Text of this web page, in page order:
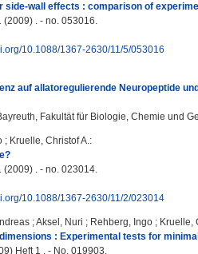
side-wall effects : comparison of
(2009) . - no. 053016.
10.1088/1367-2630/11/5/053016
auf allatoregulierende Neuropeptide
Fakultät für Biologie, Chemie und
; Kruelle, Christof A.:
(2009) . - no. 023014.
10.1088/1367-2630/11/2/023014
;Aksel, Nuri ; Rehberg, Ingo ; Kruelle,
: Experimental tests for
Heft 1 . - No. 019903.